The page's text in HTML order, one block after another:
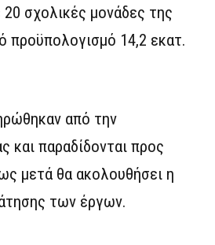
σχολικές μονάδες της
προϋπολογισμό 14,2 εκατ.
από την
και παραδίδονται προς
μετά θα ακολουθήσει η
των έργων.